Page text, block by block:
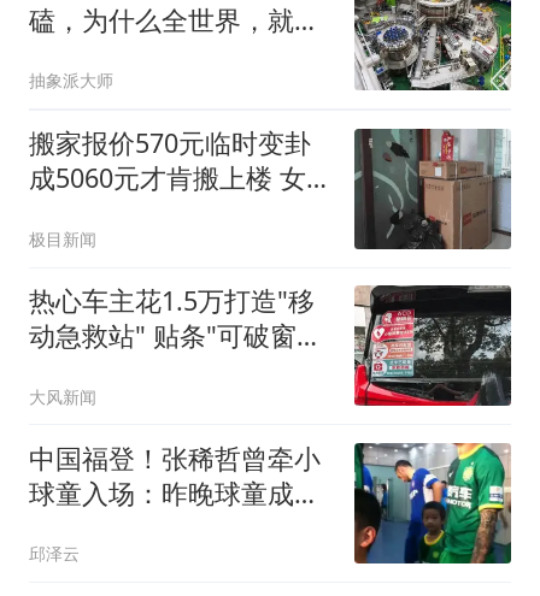
磕，为什么全世界，就中
抽象派大师
搬家报价570元临时变卦
成5060元才肯搬上楼 女子
极目新闻
热心车主花1.5万打造"移
动急救站" 贴条"可破窗取
大风新闻
中国福登！张稀哲曾牵小
球童入场：昨晚球童成为
邱泽云